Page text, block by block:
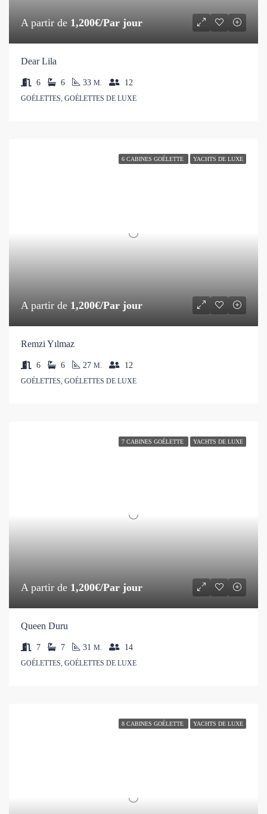
A partir de 1,200€/Par jour
Dear Lila
6 6 33 M. 12
GOÉLETTES, GOÉLETTES DE LUXE
6 CABINES GOÉLETTE YACHTS DE LUXE
A partir de 1,200€/Par jour
Remzi Yılmaz
6 6 27 M. 12
GOÉLETTES, GOÉLETTES DE LUXE
7 CABINES GOÉLETTE YACHTS DE LUXE
A partir de 1,200€/Par jour
Queen Duru
7 7 31 M. 14
GOÉLETTES, GOÉLETTES DE LUXE
8 CABINES GOÉLETTE YACHTS DE LUXE